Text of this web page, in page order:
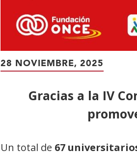
28 NOVIEMBRE, 2025
Gracias a la IV
Un total de 67